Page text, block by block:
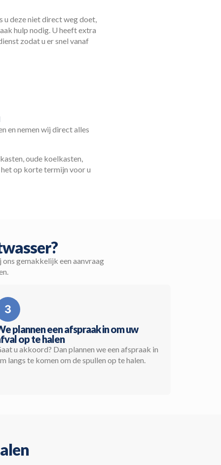
u deze niet direct weg doet,
hulp nodig. U heeft extra
zodat u er snel vanaf
en nemen wij direct alles
oude koelkasten,
het op korte termijn voor u
gemakkelijk een aanvraag
plannen een afspraak in om uw
op te halen
u akkoord? Dan plannen we een afspraak in
langs te komen om de spullen op te halen.